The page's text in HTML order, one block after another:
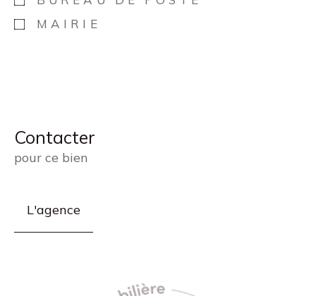
MAIRIE
Contacter
pour ce bien
L'agence